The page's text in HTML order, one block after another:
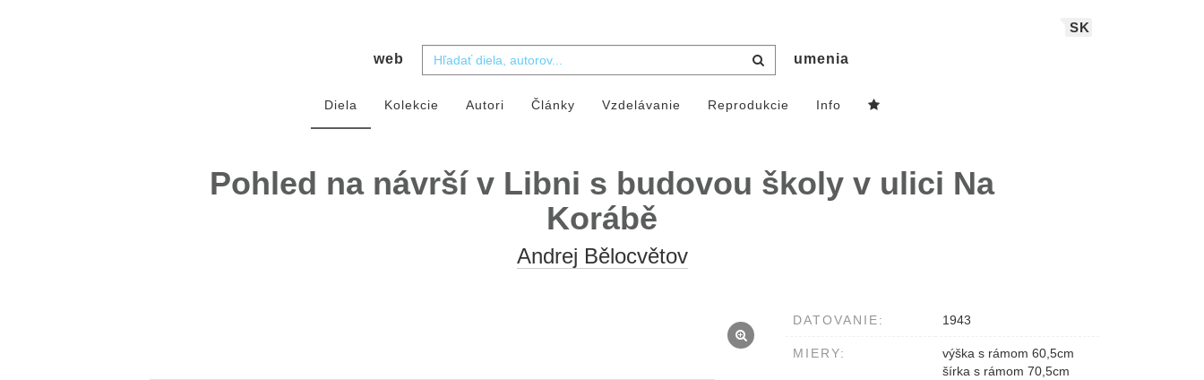
SK
web umenia
Diela Kolekcie Autori Články Vzdelávanie Reprodukcie Info
Pohled na návrší v Libni s budovou školy v ulici Na
Korábě
Andrej Bělocvětov
DATOVANIE: 1943
MIERY:
výška s rámom 60,5cm
šírka s rámom 70,5cm